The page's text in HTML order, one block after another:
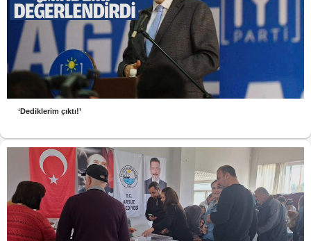
‘Dediklerim çıktı!’